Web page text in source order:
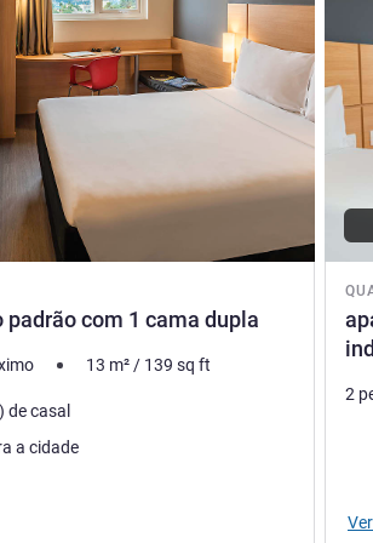
você!
com 1 cama dupla
13 m²/ 139 sq ft
de casal
a cidade
2